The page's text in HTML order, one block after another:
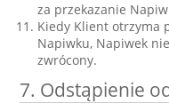
za przekazanie
Kiedy Klient otrzyma
Napiwku, Napiwek
zwrócony.
7. Odstąpienie